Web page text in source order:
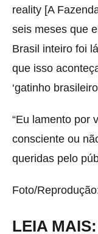
reality [A
seis meses que
Brasil inteiro foi
que isso
‘gatinho
“Eu lamento por
consciente ou
queridas pelo
Foto/
LEIA MAIS: